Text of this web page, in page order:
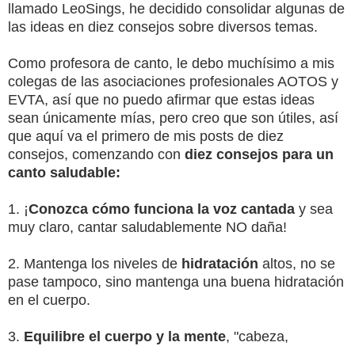
llamado LeoSings, he decidido consolidar algunas de
las ideas en diez consejos sobre diversos temas.
Como profesora de canto, le debo muchísimo a mis
colegas de las asociaciones profesionales AOTOS y
EVTA, así que no puedo afirmar que estas ideas
sean únicamente mías, pero creo que son útiles, así
que aquí va el primero de mis posts de diez
consejos, comenzando con diez consejos para un
canto saludable:
1. ¡Conozca cómo funciona la voz cantada y sea
muy claro, cantar saludablemente NO daña!
2. Mantenga los niveles de hidratación altos, no se
pase tampoco, sino mantenga una buena hidratación
en el cuerpo.
3. Equilibre el cuerpo y la mente, "cabeza,